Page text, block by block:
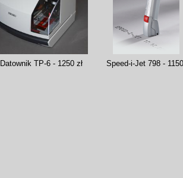
Datownik TP-6 - 1250 zł Speed-i-Jet 798 -